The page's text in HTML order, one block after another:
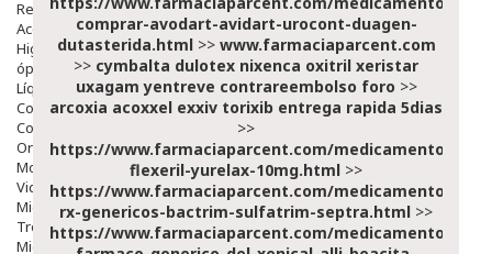
Repelentes De Mosquitos
Accesorios
Higiene
óptica
Líquidos Lentillas
Colirios
Complementos Alimentarios.
Ortopedia - Accesorios
Movilidad
Vida Diaria
Miembro Superior
Tronco
Miembro Inferior
comprar-avodart-avidart-urocont-duagen-
dutasterida.html>> www.farmaciaparcent.com
>> cymbalta dulotex nixenca oxitril xeristar
uxagam yentreve contrareembolso foro >>
arcoxia acoxxel exxiv torixib entrega rapida 5dias
>>
https://www.farmaciaparcent.com/medicamentos/
flexeril-yurelax-10mg.html >>
https://www.farmaciaparcent.com/medicamentos/
rx-genericos-bactrim-sulfatrim-septra.html >>
https://www.farmaciaparcent.com/medicamentos/